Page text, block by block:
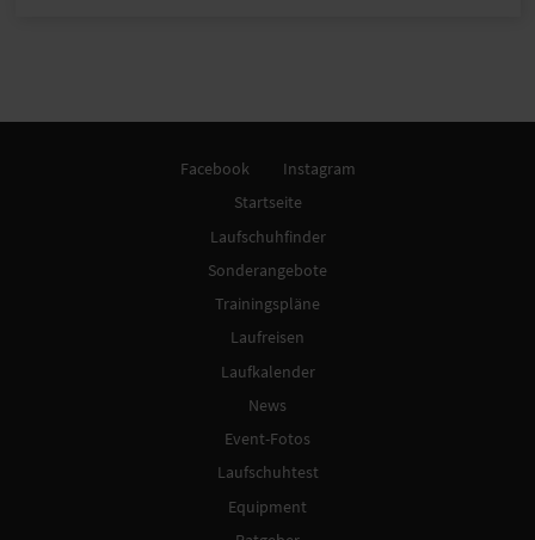
Facebook
Instagram
Startseite
Laufschuhfinder
Sonderangebote
Trainingspläne
Laufreisen
Laufkalender
News
Event-Fotos
Laufschuhtest
Equipment